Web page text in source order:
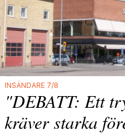
INSÄNDARE 7/8
"DEBATT: Ett
kräver starka